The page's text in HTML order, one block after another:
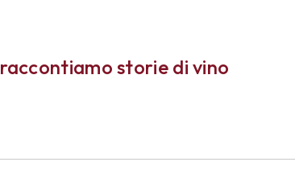
raccontiamo storie di vino